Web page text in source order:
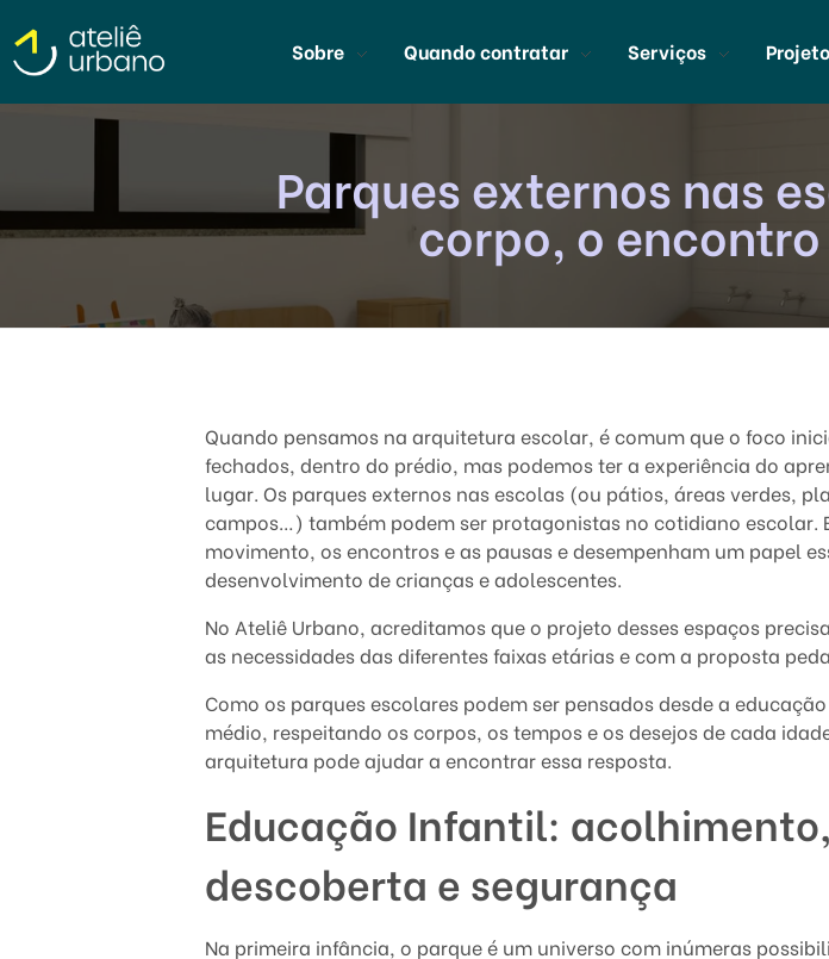
Sobre Quando contratar Serviços
Parques externos nas
corpo, o
P
a
r
q
u
e
s
e
x
t
Quando pensamos na arquitetura escolar, é comum que o foco
fechados, dentro do prédio, mas podemos ter a experiência do
lugar. Os parques externos nas escolas (ou pátios, áreas verdes,
campos…) também podem ser protagonistas no cotidiano escolar.
movimento, os encontros e as pausas e desempenham um papel
desenvolvimento de crianças e adolescentes.
No Ateliê Urbano, acreditamos que o projeto desses espaços
as necessidades das diferentes faixas etárias e com a proposta
Como os parques escolares podem ser pensados desde a
médio, respeitando os corpos, os tempos e os desejos de cada
arquitetura pode ajudar a encontrar essa resposta.
Educação Infantil: acolhimento,
descoberta e segurança
Na primeira infância, o parque é um universo com inúmeras